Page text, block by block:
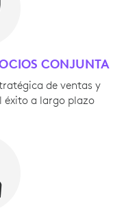
CONJUNTA
de ventas y
a largo plazo